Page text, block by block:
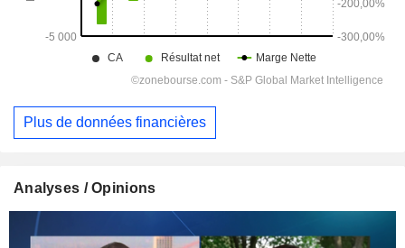
Plus de données financières
Analyses / Opinions